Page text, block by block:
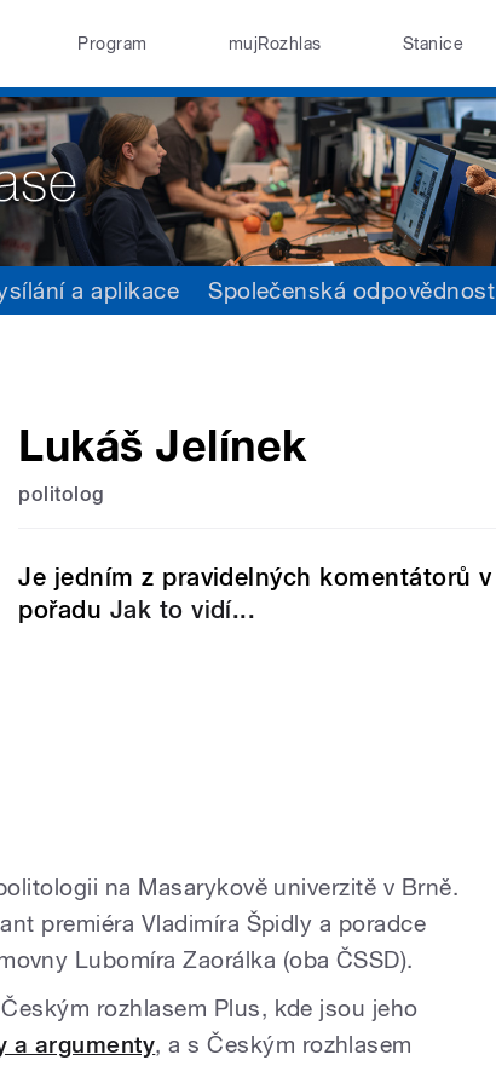
Program mujRozhlas Stanice
a aplikace Společenská odpovědnost
Lukáš Jelínek
politolog
Je jedním z pravidelných komentátorů v
pořadu Jak to vidí...
na Masarykově univerzitě v Brně.
premiéra Vladimíra Špidly a poradce
Lubomíra Zaorálka (oba ČSSD).
rozhlasem Plus, kde jsou jeho
a argumenty, a s Českým rozhlasem